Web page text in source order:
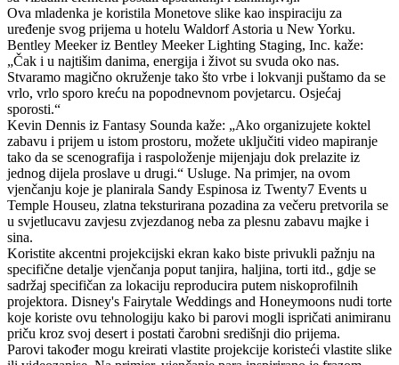
Ova mladenka je koristila Monetove slike kao inspiraciju za
uređenje svog prijema u hotelu Waldorf Astoria u New Yorku.
Bentley Meeker iz Bentley Meeker Lighting Staging, Inc. kaže:
„Čak i u najtišim danima, energija i život su svuda oko nas.
Stvaramo magično okruženje tako što vrbe i lokvanji puštamo da se
vrlo, vrlo sporo kreću na popodnevnom povjetarcu. Osjećaj
sporosti.“
Kevin Dennis iz Fantasy Sounda kaže: „Ako organizujete koktel
zabavu i prijem u istom prostoru, možete uključiti video mapiranje
tako da se scenografija i raspoloženje mijenjaju dok prelazite iz
jednog dijela proslave u drugi.“ Usluge. Na primjer, na ovom
vjenčanju koje je planirala Sandy Espinosa iz Twenty7 Events u
Temple Houseu, zlatna teksturirana pozadina za večeru pretvorila se
u svjetlucavu zavjesu zvjezdanog neba za plesnu zabavu majke i
sina.
Koristite akcentni projekcijski ekran kako biste privukli pažnju na
specifične detalje vjenčanja poput tanjira, haljina, torti itd., gdje se
sadržaj specifičan za lokaciju reproducira putem niskoprofilnih
projektora. Disney's Fairytale Weddings and Honeymoons nudi torte
koje koriste ovu tehnologiju kako bi parovi mogli ispričati animiranu
priču kroz svoj desert i postati čarobni središnji dio prijema.
Parovi također mogu kreirati vlastite projekcije koristeći vlastite slike